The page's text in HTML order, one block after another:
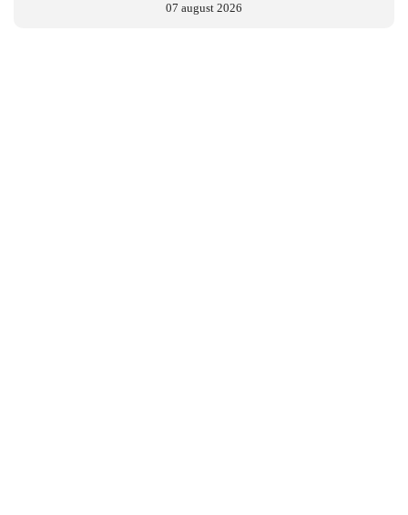
07 august 2026